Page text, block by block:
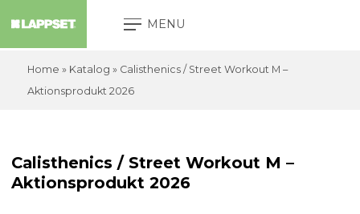
MENU
Home » Katalog » Calisthenics / Street Workout M –
Aktionsprodukt 2026
Calisthenics / Street Workout M –
Aktionsprodukt 2026